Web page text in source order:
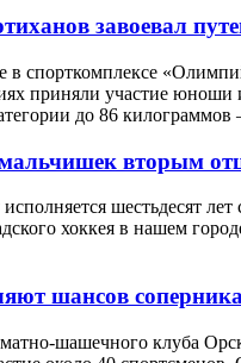
завоевал
в спорткомплексе
приняли участие юноши
до 86
вторым
исполняется шестьдесят
хоккея в нашем
шансов
шашечного клуба